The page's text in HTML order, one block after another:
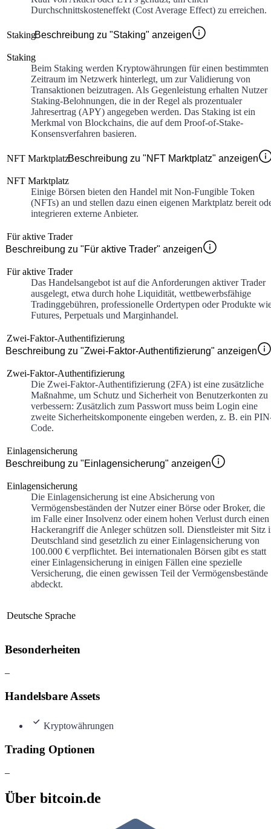
Durchschnittskosteneffekt (Cost Average Effect) zu erreichen.
StakingBeschreibung zu "Staking" anzeigen
Staking
Beim Staking werden Kryptowährungen für einen bestimmten
Zeitraum im Netzwerk hinterlegt, um zur Validierung von
Transaktionen beizutragen. Als Gegenleistung erhalten Nutzer
Staking-Belohnungen, die in der Regel als prozentualer
Jahresertrag (APY) angegeben werden. Das Staking ist ein
Merkmal von Blockchains, die auf dem Proof-of-Stake-
Konsensverfahren basieren.
NFT MarktplatzBeschreibung zu "NFT Marktplatz" anzeigen
NFT Marktplatz
Einige Börsen bieten den Handel mit Non-Fungible Token
(NFTs) an und stellen dazu einen eigenen Marktplatz bereit
integrieren externe Anbieter.
Für aktive Trader
Beschreibung zu "Für aktive Trader" anzeigen
Für aktive Trader
Das Handelsangebot ist auf die Anforderungen aktiver Trader
ausgelegt, etwa durch hohe Liquidität, wettbewerbsfähige
Tradinggebühren, professionelle Ordertypen oder Produkte
Futures, Perpetuals und Marginhandel.
Zwei-Faktor-Authentifizierung
Beschreibung zu "Zwei-Faktor-Authentifizierung" anzeigen
Zwei-Faktor-Authentifizierung
Die Zwei-Faktor-Authentifizierung (2FA) ist eine zusätzliche
Maßnahme, um Schutz und Sicherheit von Benutzerkonten zu
verbessern: Zusätzlich zum Passwort muss beim Login eine
zweite Sicherheitskomponente eingeben werden, z. B. ein
Code.
Einlagensicherung
Beschreibung zu "Einlagensicherung" anzeigen
Einlagensicherung
Die Einlagensicherung ist eine Absicherung von
Vermögensbeständen der Nutzer einer Börse oder Broker, die
im Falle einer Insolvenz oder einem hohen Verlust durch einen
Hackerangriff die Anleger schützen soll. Dienstleister mit Sitz
Deutschland sind gesetzlich zu einer Einlagensicherung von
100.000 € verpflichtet. Bei internationalen Börsen gibt es statt
einer Einlagensicherung in einigen Fällen eine spezielle
Versicherung, die einen gewissen Teil der Vermögensbestände
abdeckt.
Deutsche Sprache
Besonderheiten
–
Handelsbare Assets
Kryptowährungen
Trading Optionen
–
Über bitcoin.de